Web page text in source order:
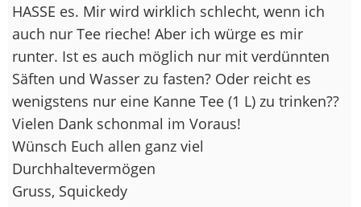
HASSE es. Mir wird wirklich schlecht, wenn ich
auch nur Tee rieche! Aber ich würge es mir
runter. Ist es auch möglich nur mit verdünnten
Säften und Wasser zu fasten? Oder reicht es
wenigstens nur eine Kanne Tee (1 L) zu trinken??
Vielen Dank schonmal im Voraus!
Wünsch Euch allen ganz viel
Durchhaltevermögen
Gruss, Squickedy